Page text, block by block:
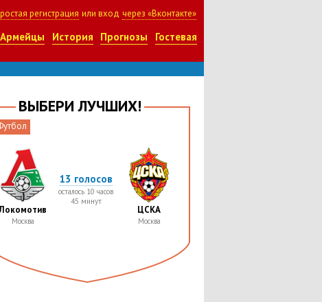
регистрация или вход через «Вконтакте»
Армейцы История Прогнозы Гостевая
ВЫБЕРИ ЛУЧШИХ!
Москва
13 голосов
осталось 10 часов
45 минут
ЦСКА
Москва